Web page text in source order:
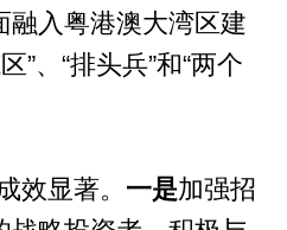
融入粤港澳大湾区建
”、“排头兵”和“两个
显著。 一是加强招